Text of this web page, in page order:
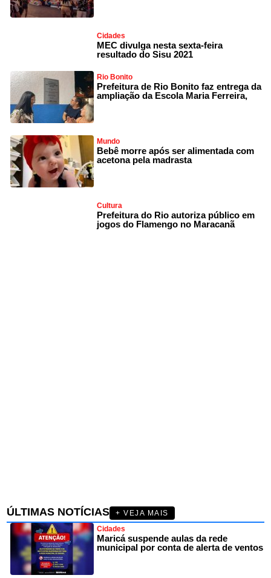
Cidades
MEC divulga nesta sexta-feira
resultado do Sisu 2021
Rio Bonito
Prefeitura de Rio Bonito faz entrega da
ampliação da Escola Maria Ferreira,
Mundo
Bebê morre após ser alimentada com
acetona pela madrasta
Cultura
Prefeitura do Rio autoriza público em
jogos do Flamengo no Maracanã
ÚLTIMAS NOTÍCIAS
+ VEJA MAIS
Cidades
Maricá suspende aulas da rede
municipal por conta de alerta de ventos